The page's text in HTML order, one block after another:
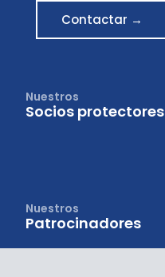
Contactar →
Nuestros
Socios protectores
Nuestros
Patrocinadores